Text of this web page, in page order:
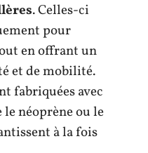
. Celles-ci
pour
en offrant un
et de mobilité.
fabriquées avec
néoprène ou le
à la fois